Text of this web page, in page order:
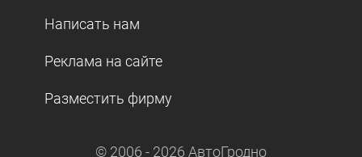
Написать нам
Реклама на сайте
Разместить фирму
© 2006 - 2026 АвтоГродно